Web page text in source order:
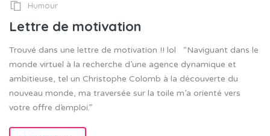
Humour
Lettre de motivation
Trouvé dans une lettre de motivation !! lol “Naviguant dans le
monde virtuel à la recherche d’une agence dynamique et
ambitieuse, tel un Christophe Colomb à la découverte du
nouveau monde, ma traversée sur la toile m’a orienté vers
votre offre d’emploi.”